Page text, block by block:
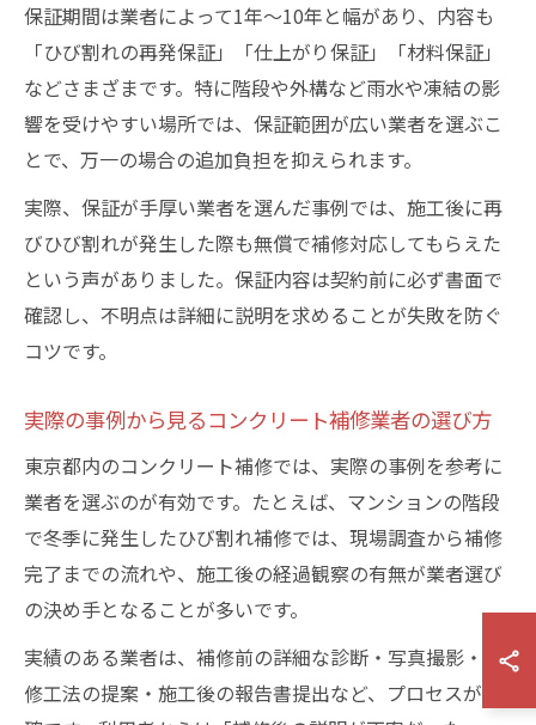
保証期間は業者によって1年～10年と幅があり、内容も
「ひび割れの再発保証」「仕上がり保証」「材料保証」
などさまざまです。特に階段や外構など雨水や凍結の影
響を受けやすい場所では、保証範囲が広い業者を選ぶこ
とで、万一の場合の追加負担を抑えられます。
実際、保証が手厚い業者を選んだ事例では、施工後に再
びひび割れが発生した際も無償で補修対応してもらえた
という声がありました。保証内容は契約前に必ず書面で
確認し、不明点は詳細に説明を求めることが失敗を防ぐ
コツです。
実際の事例から見るコンクリート補修業者の選び方
東京都内のコンクリート補修では、実際の事例を参考に
業者を選ぶのが有効です。たとえば、マンションの階段
で冬季に発生したひび割れ補修では、現場調査から補修
完了までの流れや、施工後の経過観察の有無が業者選び
の決め手となることが多いです。
実績のある業者は、補修前の詳細な診断・写真撮影・補
修工法の提案・施工後の報告書提出など、プロセスが明